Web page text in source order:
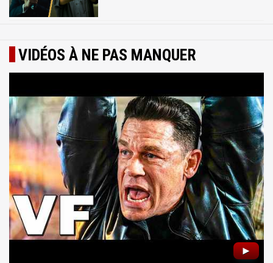
VIDÉOS À NE PAS MANQUER
►